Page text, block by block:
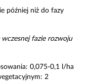
później niż do fazy
fazie rozwoju
0,075-0,1 l/ha
2